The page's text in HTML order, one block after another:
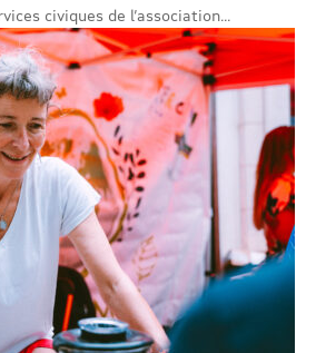
civiques de l’association...